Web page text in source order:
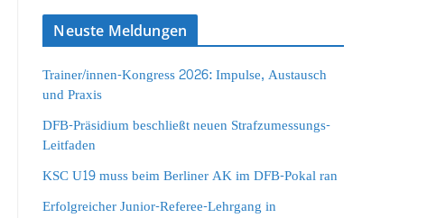
Neuste Meldungen
Trainer/innen-Kongress 2026: Impulse, Austausch
und Praxis
DFB-Präsidium beschließt neuen Strafzumessungs-
Leitfaden
KSC U19 muss beim Berliner AK im DFB-Pokal ran
Erfolgreicher Junior-Referee-Lehrgang in